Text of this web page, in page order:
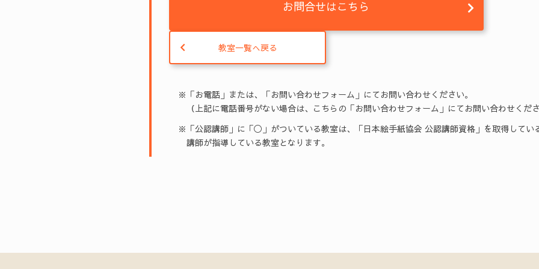
お問合せはこちら
教室一覧へ戻る
※「お電話」または、「お問い合わせフォーム」にてお問い合わせください。
（上記に電話番号がない場合は、こちらの「お問い合わせフォーム」にてお問い合わせくださ
※「公認講師」に「◯」がついている教室は、「日本絵手紙協会 公認講師資格」を取得してい
講師が指導している教室となります。